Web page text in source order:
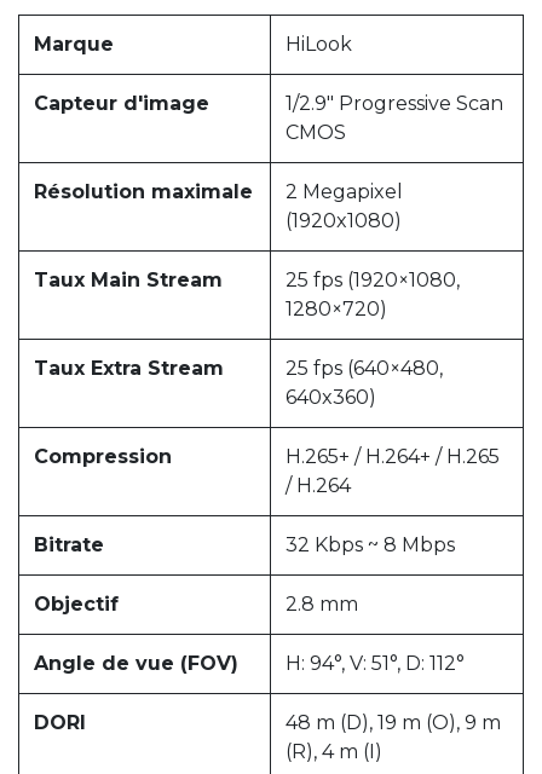
Marque HiLook
Capteur d'image
1/2.9" Progressive Scan
CMOS
Résolution maximale
2 Megapixel
(1920x1080)
Taux Main Stream
25 fps (1920×1080,
1280×720)
Taux Extra Stream
25 fps (640×480,
640x360)
Compression
H.265+ / H.264+ / H.265
/ H.264
Bitrate 32 Kbps ~ 8 Mbps
Objectif 2.8 mm
Angle de vue (FOV) H: 94°, V: 51°, D: 112°
DORI
48 m (D), 19 m (O), 9 m
(R), 4 m (I)